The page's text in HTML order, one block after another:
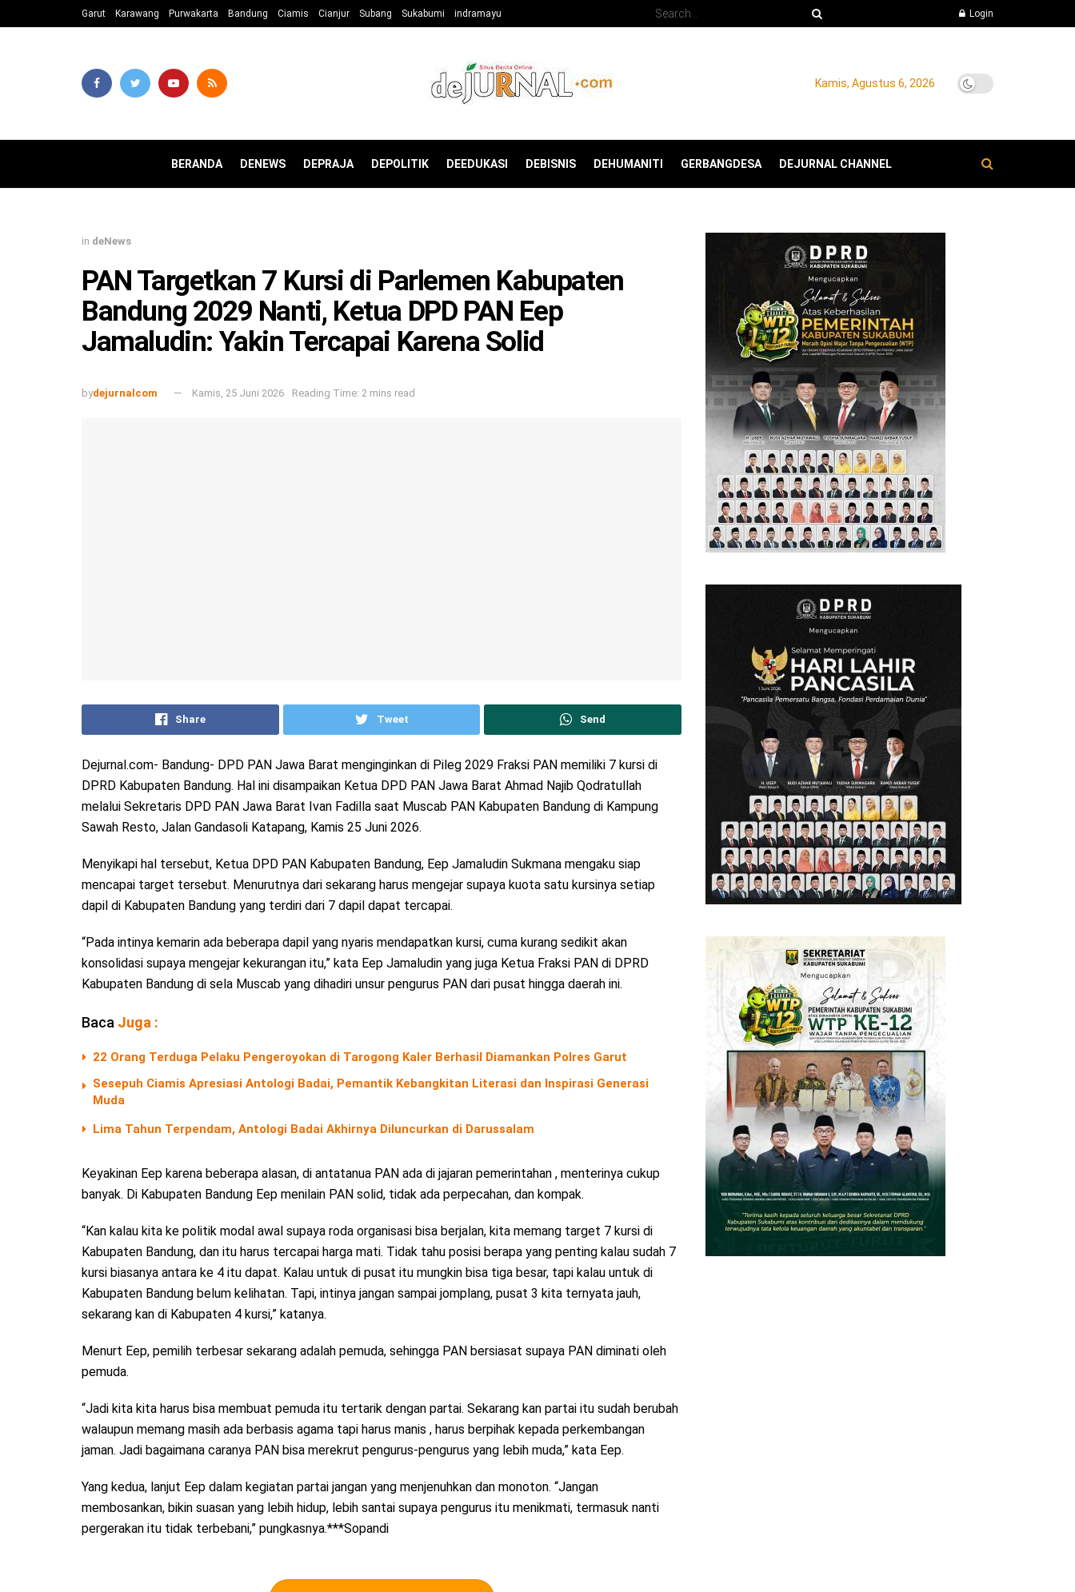
Garut Karawang Purwakarta Bandung Ciamis Cianjur Subang Sukabumi indramayu Login
Kamis, Agustus 6, 2026
BERANDA DENEWS DEPRAJA DEPOLITIK DEEDUKASI DEBISNIS DEHUMANITI GERBANGDESA DEJURNAL CHANNEL
in deNews
PAN Targetkan 7 Kursi di Parlemen Kabupaten
Bandung 2029 Nanti, Ketua DPD PAN Eep
Jamaludin: Yakin Tercapai Karena Solid
bydejurnalcom Kamis, 25 Juni 2026 Reading Time: 2 mins read
Share Tweet Send
Dejurnal.com- Bandung- DPD PAN Jawa Barat menginginkan di Pileg 2029 Fraksi PAN memiliki 7 kursi di
DPRD Kabupaten Bandung. Hal ini disampaikan Ketua DPD PAN Jawa Barat Ahmad Najib Qodratullah
melalui Sekretaris DPD PAN Jawa Barat Ivan Fadilla saat Muscab PAN Kabupaten Bandung di Kampung
Sawah Resto, Jalan Gandasoli Katapang, Kamis 25 Juni 2026.
Menyikapi hal tersebut, Ketua DPD PAN Kabupaten Bandung, Eep Jamaludin Sukmana mengaku siap
mencapai target tersebut. Menurutnya dari sekarang harus mengejar supaya kuota satu kursinya setiap
dapil di Kabupaten Bandung yang terdiri dari 7 dapil dapat tercapai.
“Pada intinya kemarin ada beberapa dapil yang nyaris mendapatkan kursi, cuma kurang sedikit akan
konsolidasi supaya mengejar kekurangan itu,” kata Eep Jamaludin yang juga Ketua Fraksi PAN di DPRD
Kabupaten Bandung di sela Muscab yang dihadiri unsur pengurus PAN dari pusat hingga daerah ini.
Baca Juga :
22 Orang Terduga Pelaku Pengeroyokan di Tarogong Kaler Berhasil Diamankan Polres Garut
Sesepuh Ciamis Apresiasi Antologi Badai, Pemantik Kebangkitan Literasi dan Inspirasi Generasi
Muda
Lima Tahun Terpendam, Antologi Badai Akhirnya Diluncurkan di Darussalam
Keyakinan Eep karena beberapa alasan, di antatanua PAN ada di jajaran pemerintahan , menterinya cukup
banyak. Di Kabupaten Bandung Eep menilain PAN solid, tidak ada perpecahan, dan kompak.
“Kan kalau kita ke politik modal awal supaya roda organisasi bisa berjalan, kita memang target 7 kursi di
Kabupaten Bandung, dan itu harus tercapai harga mati. Tidak tahu posisi berapa yang penting kalau sudah 7
kursi biasanya antara ke 4 itu dapat. Kalau untuk di pusat itu mungkin bisa tiga besar, tapi kalau untuk di
Kabupaten Bandung belum kelihatan. Tapi, intinya jangan sampai jomplang, pusat 3 kita ternyata jauh,
sekarang kan di Kabupaten 4 kursi,” katanya.
Menurt Eep, pemilih terbesar sekarang adalah pemuda, sehingga PAN bersiasat supaya PAN diminati oleh
pemuda.
“Jadi kita kita harus bisa membuat pemuda itu tertarik dengan partai. Sekarang kan partai itu sudah berubah
walaupun memang masih ada berbasis agama tapi harus manis , harus berpihak kepada perkembangan
jaman. Jadi bagaimana caranya PAN bisa merekrut pengurus-pengurus yang lebih muda,” kata Eep.
Yang kedua, lanjut Eep dalam kegiatan partai jangan yang menjenuhkan dan monoton. “Jangan
membosankan, bikin suasan yang lebih hidup, lebih santai supaya pengurus itu menikmati, termasuk nanti
pergerakan itu tidak terbebani,” pungkasnya.***Sopandi